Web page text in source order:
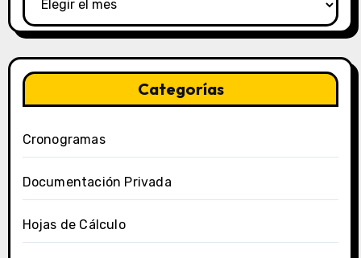
Categorías
Cronogramas
Documentación Privada
Hojas de Cálculo